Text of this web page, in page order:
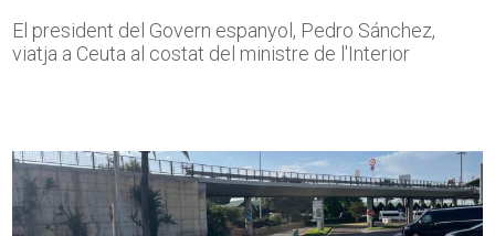
El president del Govern espanyol, Pedro Sánchez,
viatja a Ceuta al costat del ministre de l'Interior